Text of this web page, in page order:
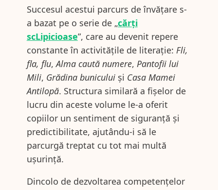
Succesul acestui parcurs de învățare s-
a bazat pe o serie de „cărți
scLipicioase”, care au devenit repere
constante în activitățile de literație: Fli,
fla, flu,Alma caută numere, Pantofii lui
Mili, Grădina buniculuiși Casa Mamei
Antilopă. Structura similară a fișelor de
lucru din aceste volume le-a oferit
copiilor un sentiment de siguranță și
predictibilitate, ajutându-i să le
parcurgă treptat cu tot mai multă
ușurință.
Dincolo de dezvoltarea competențelor